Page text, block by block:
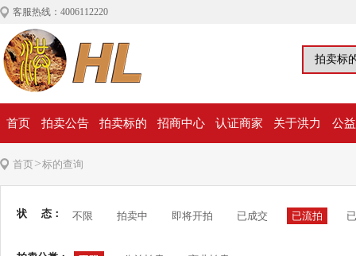
客服热线：4006112220
首页 拍卖公告 拍卖标的 招商中心 认证商家 关于洪力 公
首页>标的查询
状 态： 不限 拍卖中 即将开拍 已成交 已流拍